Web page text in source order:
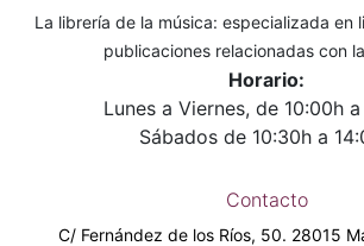
La librería de la música: especializada en
publicaciones relacionadas con
Horario:
Lunes a Viernes, de 10:00h
Sábados de 10:30h a
Contacto
C/ Fernández de los Ríos, 50. 28015